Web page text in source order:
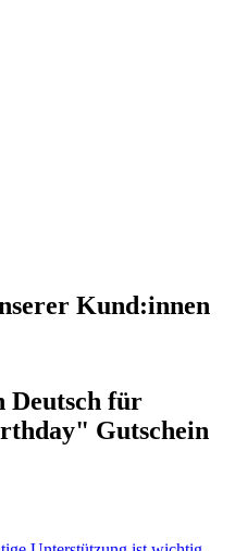
Kund:innen
Deutsch für
Gutschein